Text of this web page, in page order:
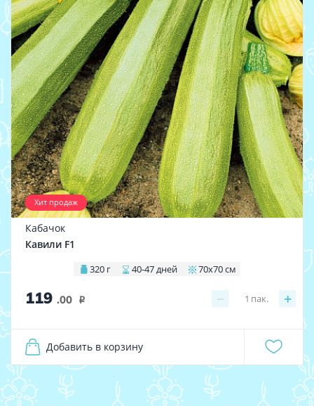
Хит продаж
Кабачок
Кавили F1
320 г 40-47 дней 70х70 см
119 .00 i − +
1 пак.
Добавить в корзину